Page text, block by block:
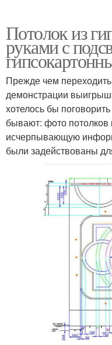
Потолок из
руками с
Прежде чем
демонстрации
хотелось бы
бывают: фото потолков
исчерпывающую
были задействованы